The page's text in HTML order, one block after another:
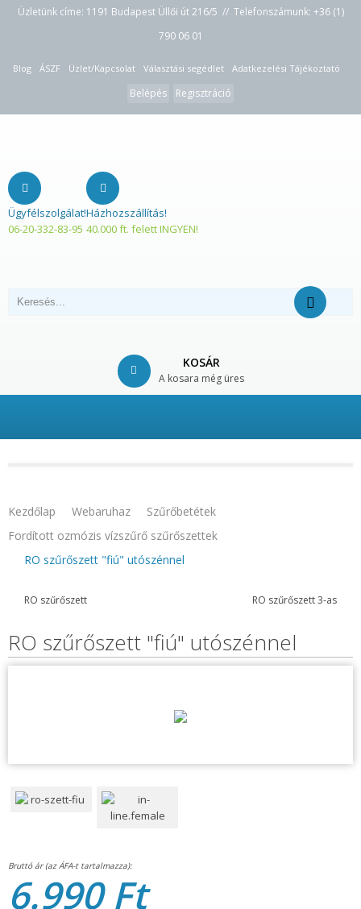
Üzletünk címe: 1191 Budapest Üllői út 216/5 // Telefonszámunk: +36 (1)
790 06 01
Blog ÁSZF Üzlet/Kapcsolat Választási segédlet Adatkezelési Tájékoztató
Belépés Regisztráció
Ügyfélszolgálat!
06-20-332-83-95
Házhozszállítás!
40.000 ft. felett INGYEN!
KOSÁR
A kosara még üres
Kezdőlap Webaruhaz
Szűrőbetétek
Fordított ozmózis vízszűrő szűrőszettek
RO szűrőszett "fiú" utószénnel
RO szűrőszett RO szűrőszett 3-as
RO szűrőszett "fiú" utószénnel
6.990 Ft